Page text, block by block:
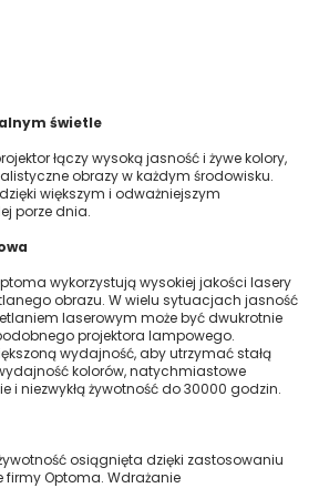
świetle
łączy wysoką jasność i żywe kolory,
obrazy w każdym środowisku.
większym i odważniejszym
porze dnia.
wykorzystują wysokiej jakości lasery
obrazu. W wielu sytuacjach jasność
laserowym może być dwukrotnie
projektora lampowego.
wydajność, aby utrzymać stałą
kolorów, natychmiastowe
i niezwykłą żywotność do 30000 godzin.
osiągnięta dzięki zastosowaniu
firmy Optoma. Wdrażanie